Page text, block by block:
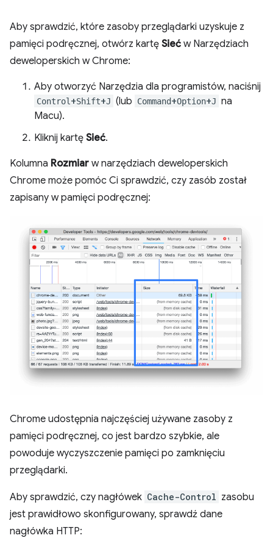
Aby sprawdzić, które zasoby przeglądarki uzyskuje z
pamięci podręcznej, otwórz kartę Sieć w Narzędziach
deweloperskich w Chrome:
Aby otworzyć Narzędzia dla programistów, naciśnij
Control +Shift+J (lub Command+Option+J na
Macu).
Kliknij kartę Sieć.
Kolumna Rozmiar w narzędziach deweloperskich
Chrome może pomóc Ci sprawdzić, czy zasób został
zapisany w pamięci podręcznej:
Chrome udostępnia najczęściej używane zasoby z
pamięci podręcznej, co jest bardzo szybkie, ale
powoduje wyczyszczenie pamięci po zamknięciu
przeglądarki.
Aby sprawdzić, czy nagłówek Cache-Control zasobu
jest prawidłowo skonfigurowany, sprawdź dane
nagłówka HTTP: